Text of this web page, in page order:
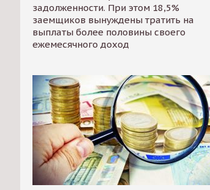
задолженности. При этом 18,5%
заемщиков вынуждены тратить на
выплаты более половины своего
ежемесячного доход